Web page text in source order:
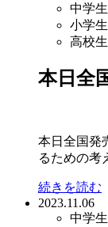
中学生
小学生
高校生
本日全
本日全国発
るための考
続きを読む
2023.11.06
中学生